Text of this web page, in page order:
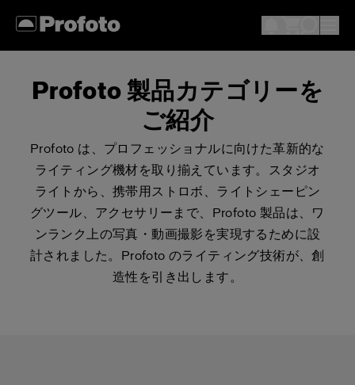
Profoto 製品カテゴリーを
ご紹介
Profoto は、プロフェッショナルに向けた革新的な
ライティング機材を取り揃えています。スタジオ
ライトから、携帯用ストロボ、ライトシェーピン
グツール、アクセサリーまで、Profoto 製品は、ワ
ンランク上の写真・動画撮影を実現するために設
計されました。Profoto のライティング技術が、創
造性を引き出します。